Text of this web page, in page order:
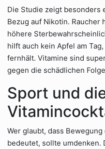
Die Studie zeigt besonders
Bezug auf Nikotin. Raucher
höhere
hilft auch kein Apfel am
fernhält. Vitamine sind
gegen die schädlichen
Sport und
Wer glaubt, dass
bedeutet, sollte umdenken.